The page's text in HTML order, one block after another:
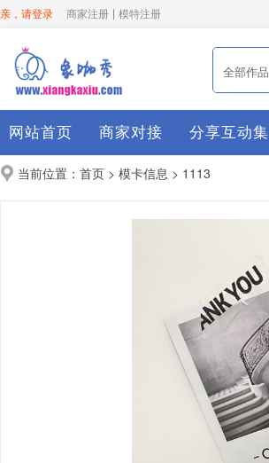
亲，请登录 商家注册 模特注册
全部作品
网站首页 商家对接 分享互动集
当前位置： 首页 > 模卡信息 > 1113